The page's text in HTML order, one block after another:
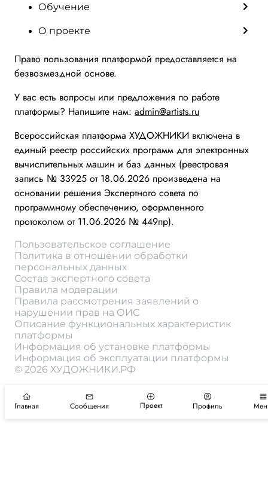
Обучение
О проекте
Право пользования платформой предоставляется на
безвозмездной основе.
У вас есть вопросы или предложения по работе
платформы? Напишите нам: admin@artists.ru
Всероссийская платформа ХУДОЖНИКИ включена в
единый реестр российских программ для электронных
вычислительных машин и баз данных (реестровая
запись № 33925 от 18.06.2026 произведена на
основании решения Экспертного совета по
программному обеспечению, оформленного
протоколом от 11.06.2026 № 449пр).
Пользовательское соглашение
Политика в отношении обработки
персональных данных
Состав экспертного совета
Правила модерации
Правила рассмотрения заявлений о
нарушении прав на ОИС
Описание функциональных характеристик
платформы
Информация об установке платформы
Информация об эксплуатации платформы
© 2026 ХУДОЖНИКИ.РФ
Главная Сообщения Проект Профиль